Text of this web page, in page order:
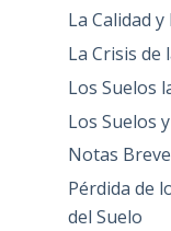
La Calidad
La Crisis de
Los Suelos
Los Suelos
Notas
Pérdida de
del Suelo